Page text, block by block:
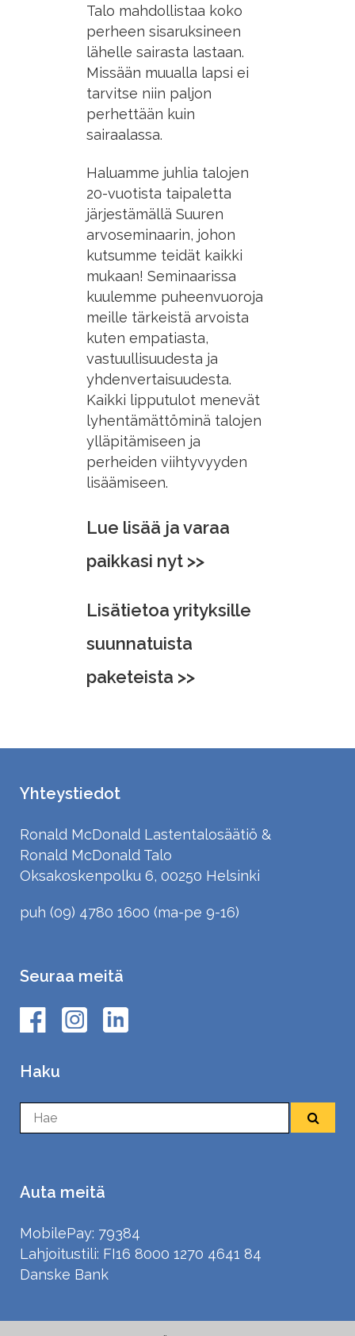
Talo mahdollistaa koko
perheen sisaruksineen
lähelle sairasta lastaan.
Missään muualla lapsi ei
tarvitse niin paljon
perhettään kuin
sairaalassa.
Haluamme juhlia talojen
20-vuotista taipaletta
järjestämällä Suuren
arvoseminaarin, johon
kutsumme teidät kaikki
mukaan! Seminaarissa
kuulemme puheenvuoroja
meille tärkeistä arvoista
kuten empatiasta,
vastuullisuudesta ja
yhdenvertaisuudesta.
Kaikki lipputulot menevät
lyhentämättöminä talojen
ylläpitämiseen ja
perheiden viihtyvyyden
lisäämiseen.
Lue lisää ja varaa
paikkasi nyt >>
Lisätietoa yrityksille
suunnatuista
paketeista >>
Yhteystiedot
Ronald McDonald Lastentalosäätiö &
Ronald McDonald Talo
Oksakoskenpolku 6, 00250 Helsinki
puh (09) 4780 1600 (ma-pe 9-16)
Seuraa meitä
Haku
Auta meitä
MobilePay: 79384
Lahjoitustili: FI16 8000 1270 4641 84
Danske Bank